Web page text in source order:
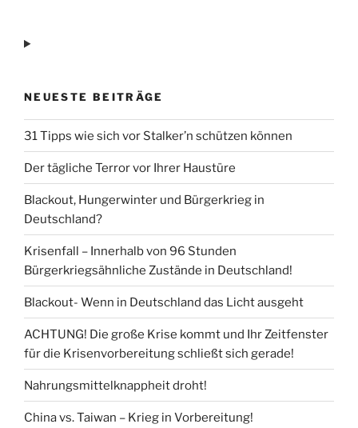
NEUESTE BEITRÄGE
31 Tipps wie sich vor Stalker’n schützen können
Der tägliche Terror vor Ihrer Haustüre
Blackout, Hungerwinter und Bürgerkrieg in
Deutschland?
Krisenfall – Innerhalb von 96 Stunden
Bürgerkriegsähnliche Zustände in Deutschland!
Blackout- Wenn in Deutschland das Licht ausgeht
ACHTUNG! Die große Krise kommt und Ihr Zeitfenster
für die Krisenvorbereitung schließt sich gerade!
Nahrungsmittelknappheit droht!
China vs. Taiwan – Krieg in Vorbereitung!